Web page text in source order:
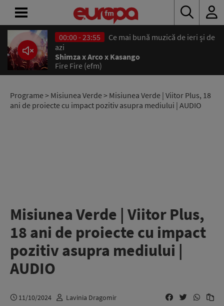
00:00 - 23:55
Ce mai bună muzică de ieri și de
azi
Shimza x Arco x Kasango
Fire Fire (efm)
Programe> Misiunea Verde> Misiunea Verde | Viitor Plus, 18
ani de proiecte cu impact pozitiv asupra mediului | AUDIO
Misiunea Verde | Viitor Plus,
18 ani de proiecte cu impact
pozitiv asupra mediului |
AUDIO
11/10/2024 Lavinia Dragomir
ACASĂ
ȘTIRI
RADIO